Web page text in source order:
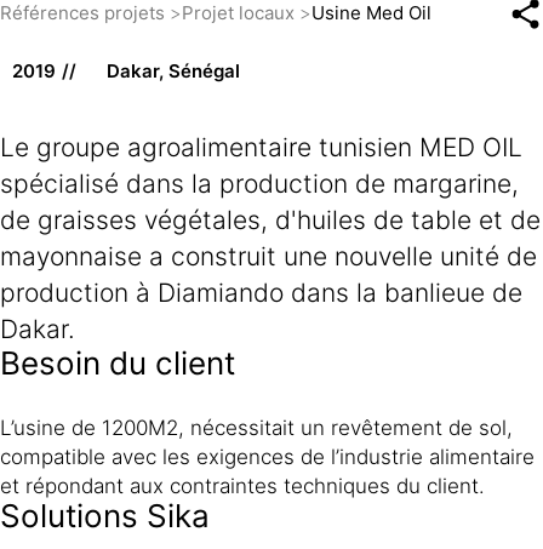
Références projets Projet locaux Usine Med Oil
2019 Dakar, Sénégal
Le groupe agroalimentaire tunisien MED OIL
spécialisé dans la production de margarine,
de graisses végétales, d'huiles de table et de
mayonnaise a construit une nouvelle unité de
production à Diamiando dans la banlieue de
Dakar.
Besoin du client
L’usine de 1200M2, nécessitait un revêtement de sol,
compatible avec les exigences de l’industrie alimentaire
et répondant aux contraintes techniques du client.
Solutions Sika